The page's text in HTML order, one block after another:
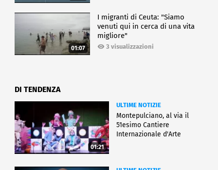
01:07
I migranti di Ceuta: "Siamo
venuti qui in cerca di una vita
migliore"
3 visualizzazioni
DI TENDENZA
01:21
ULTIME NOTIZIE
Montepulciano, al via il
51esimo Cantiere
Internazionale d'Arte